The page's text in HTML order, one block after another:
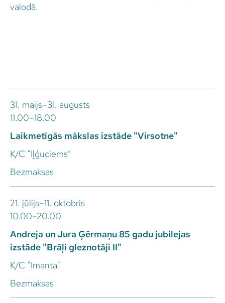
valodā.
31. maijs–31. augusts
11.00–18.00
Laikmetīgās mākslas izstāde "Virsotne"
K/C “Iļģuciems”
Bezmaksas
21. jūlijs–11. oktobris
10.00–20.00
Andreja un Jura Ģērmaņu 85 gadu jubilejas
izstāde "Brāļi gleznotāji II"
K/C “Imanta"
Bezmaksas